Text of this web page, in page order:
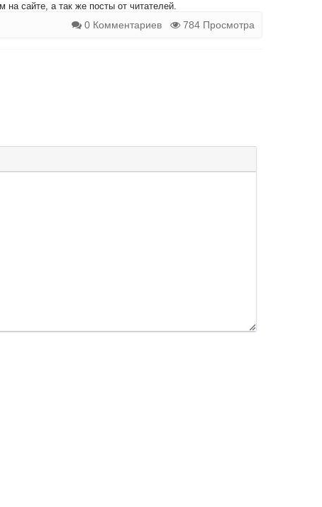
сайте, а так же посты от читателей.
0 Комментариев 784 Просмотра